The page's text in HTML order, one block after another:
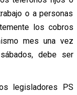
o a personas
los cobros
mes una vez
debe ser
legisladores PS